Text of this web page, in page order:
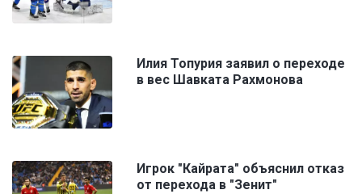
Илия Топурия заявил о переходе
в вес Шавката Рахмонова
Игрок "Кайрата" объяснил отказ
от перехода в "Зенит"